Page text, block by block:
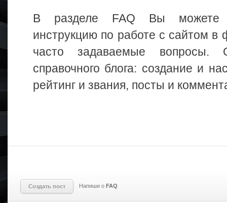
В разделе FAQ Вы можете
инструкцию по работе с сайтом в
часто задаваемые вопросы.
справочного блога: создание и
рейтинг и звания, посты и
Создать пост Напиши о FAQ